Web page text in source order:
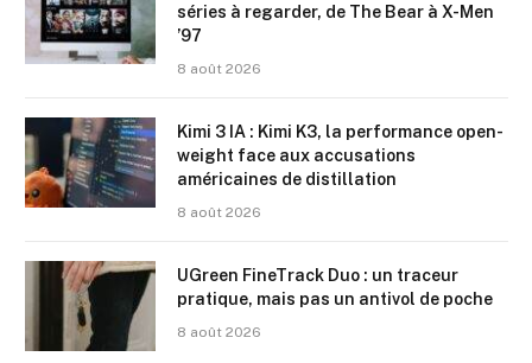
séries à regarder, de The Bear à X-Men
’97
8 août 2026
Kimi 3 IA : Kimi K3, la performance open-
weight face aux accusations
américaines de distillation
8 août 2026
UGreen FineTrack Duo : un traceur
pratique, mais pas un antivol de poche
8 août 2026